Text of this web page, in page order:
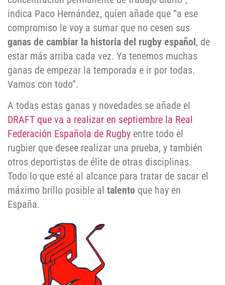
indica Paco Hernández, quien añade que “a ese
compromiso le voy a sumar que no cesen sus
ganas de cambiar la historia del rugby español, de
estar más arriba cada vez. Ya tenemos muchas
ganas de empezar la temporada e ir por todas.
Vamos con todo”.
A todas estas ganas y novedades se añade el
DRAFT que va a realizar en septiembre la Real
Federación Española de Rugby entre todo el
rugbier que desee realizar una prueba, y también
otros deportistas de élite de otras disciplinas.
Todo lo que esté al alcance para tratar de sacar el
máximo brillo posible al talento que hay en
España.